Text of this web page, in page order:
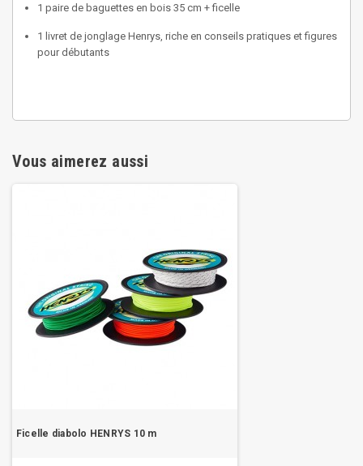
1 paire de baguettes en bois 35 cm + ficelle
1 livret de jonglage Henrys, riche en conseils pratiques et figures
pour débutants
Vous aimerez aussi
Ficelle diabolo HENRYS 10 m